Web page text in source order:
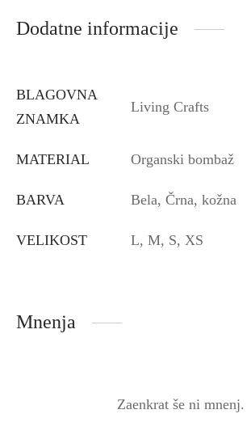
Dodatne informacije
BLAGOVNA
ZNAMKA
Living Crafts
MATERIAL Organski bombaž
BARVA Bela, Črna, kožna
VELIKOST L, M, S, XS
Mnenja
Zaenkrat še ni mnenj.